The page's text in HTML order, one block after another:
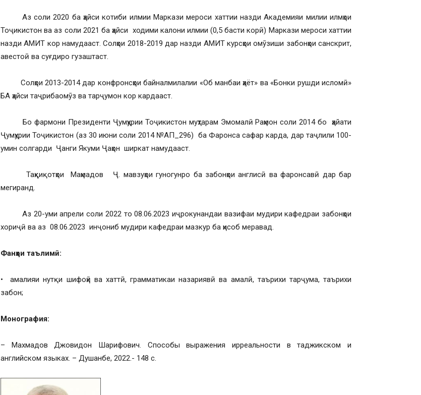
Аз соли 2020 ба ҳайси котиби илмии Маркази мероси хаттии назди Академияи милии илмҳои
Тоҷикистон ва аз соли 2021 ба ҳайси ходими калони илмии (0,5 басти корӣ) Маркази мероси хаттии
назди АМИТ кор намудааст. Солҳои 2018-2019 дар назди АМИТ курсҳои омӯзиши забонҳои санскрит,
авестоӣ ва суғдиро гузаштаст.
Солҳои 2013-2014 дар конфронсҳои байналмилалии «Об манбаи ҳаёт» ва «Бонки рушди исломӣ»
БА ҳайси таҷрибаомӯз ва тарҷумон кор кардааст.
Бо фармони Президенти Ҷумҳурии Тоҷикистон муҳтарам Эмомалӣ Раҳмон соли 2014 бо ҳайати
Ҷумҳурии Тоҷикистон (аз 30 июни соли 2014 №АП_296) ба Фаронса сафар карда, дар таҷлили 100-
умин солгарди Ҷанги Якуми Ҷаҳон ширкат намудааст.
Таҳқиқотҳои Маҳмадов Ҷ. мавзуҳои гуногунро ба забонҳои англисӣ ва фаронсавӣ дар бар
мегиранд.
Аз 20-уми апрели соли 2022 то 08.06.2023 иҷрокунандаи вазифаи мудири кафедраи забонҳои
хориҷӣ ва аз 08.06.2023 инҷониб мудири кафедраи мазкур ба ҳисоб меравад.
Фанҳои таълимӣ:
• амалияи нутқи шифоҳӣ ва хаттӣ, грамматикаи назариявӣ ва амалӣ, таърихи тарҷума, таърихи
забон;
Монография:
– Махмадов Джовидон Шарифович. Способы выражения ирреальности в таджикском и
английском языках. – Душанбе, 2022.- 148 с.